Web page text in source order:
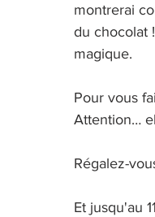
montrerai
du chocolat
magique.
Pour vous
Attention…
Régalez-
Et jusqu'au